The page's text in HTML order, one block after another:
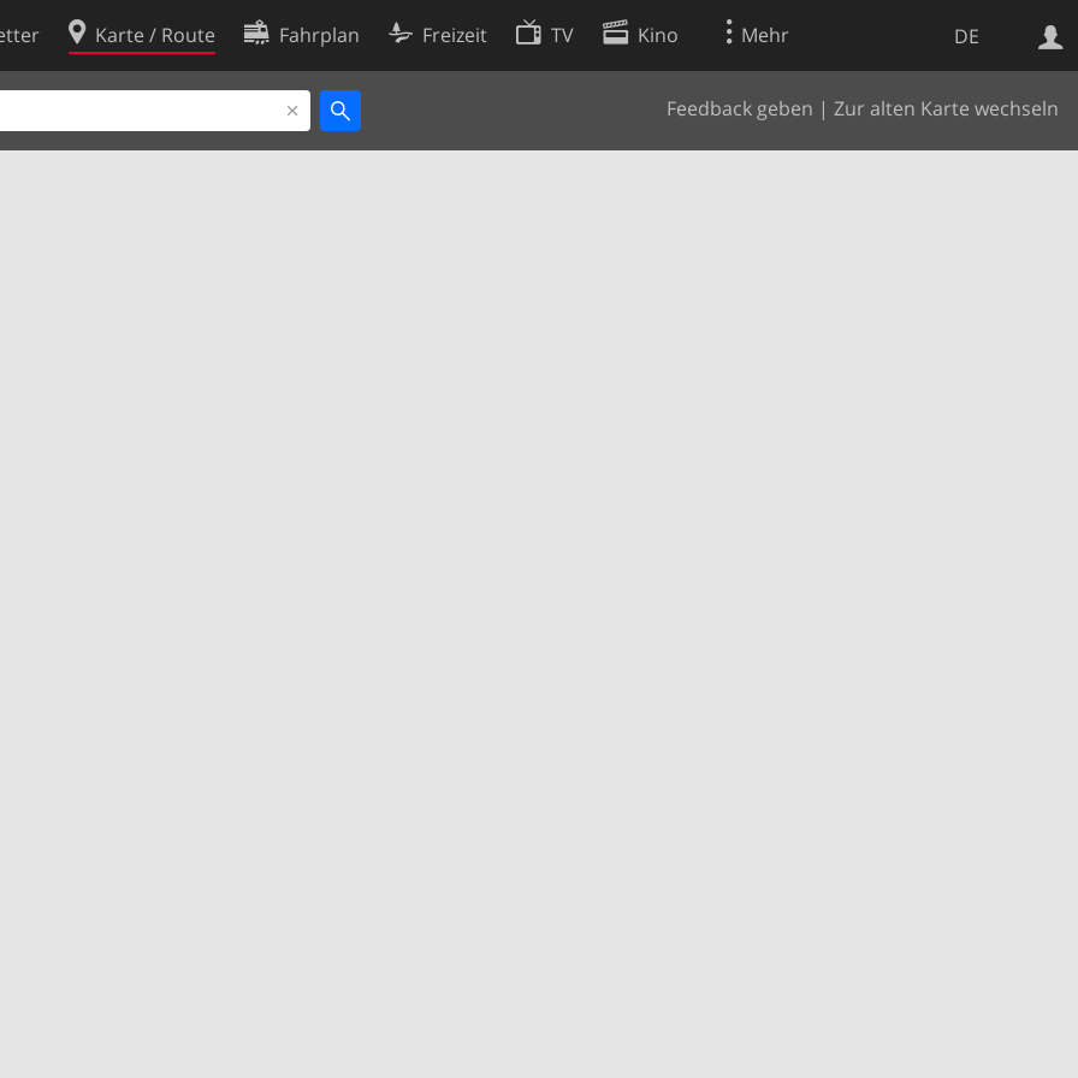
DE
Karte / Route Fahrplan Freizeit TV Kino Mehr
Feedback geben | Zur alten Karte wechseln
Websuche
Cookie-Richtlinie
Cookie-Einstellungen